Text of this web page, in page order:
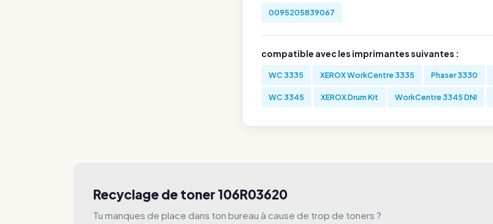
0095205839067
compatible avec les imprimantes suivantes :
WC 3335 XEROX WorkCentre 3335 Phaser 3330
WC 3345 XEROX Drum Kit WorkCentre 3345 DNI
Recyclage de toner 106R03620
Tu manques de place dans ton bureau à cause de trop de toners ?